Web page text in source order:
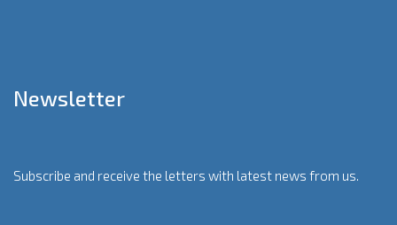
Newsletter
Subscribe and receive the letters with latest news from us.